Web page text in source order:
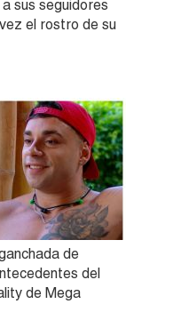
sus seguidores
el rostro de su
de
del
de Mega